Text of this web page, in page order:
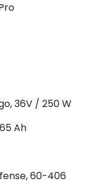
36V / 250 W
Ah
60-406